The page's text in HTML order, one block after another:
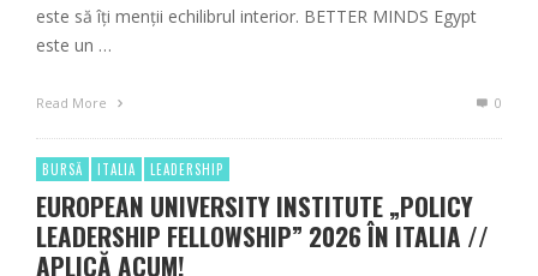
este să îți menții echilibrul interior. BETTER MINDS Egypt
este un …
Read More 0
BURSĂ ITALIA LEADERSHIP
EUROPEAN UNIVERSITY INSTITUTE „POLICY
LEADERSHIP FELLOWSHIP” 2026 ÎN ITALIA //
APLICĂ ACUM!